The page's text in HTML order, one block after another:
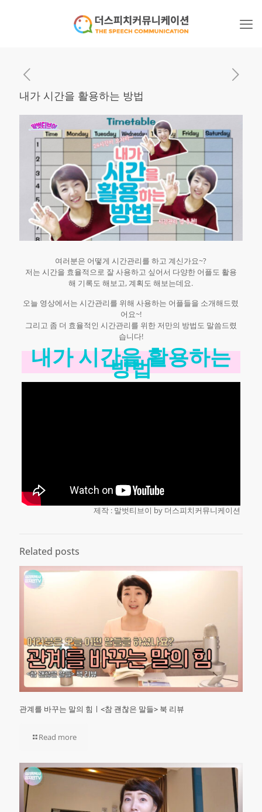
내가 시간을 활용하는 방법
여러분은 어떻게 시간관리를 하고 계신가요~?
저는 시간을 효율적으로 잘 사용하고 싶어서 다양한 어플도 활용
해 기록도 해보고, 계획도 해보는데요.
오늘 영상에서는 시간관리를 위해 사용하는 어플들을 소개해드렸
어요~!
그리고 좀 더 효율적인 시간관리를 위한 저만의 방법도 말씀드렸
습니다!
내가 시간을 활용하는
방법
제작 : 말벗티브이 by 더스피치커뮤니케이션
Related posts
관계를 바꾸는 말의 힘ㅣ<참 괜찮은 말들> 북 리뷰
Read more